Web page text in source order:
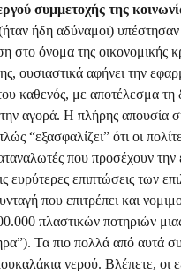
συμμετοχής της
ήδη αδύναμοι)
στο όνομα της οικονομικής
ουσιαστικά αφήνει την
καθενός, με αποτέλεσμα τη
αγορά. Η πλήρης απουσία
“εξασφαλίζει” ότι οι
που προσέχουν την
ευρύτερες επιπτώσεις των
που επιτρέπει και
πλαστικών ποτηριών
Τα πιο πολλά από αυτά
νερού. Βλέπετε, οι